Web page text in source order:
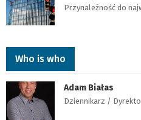
Przynależność do
Who is who
Adam Białas
Dziennikarz /